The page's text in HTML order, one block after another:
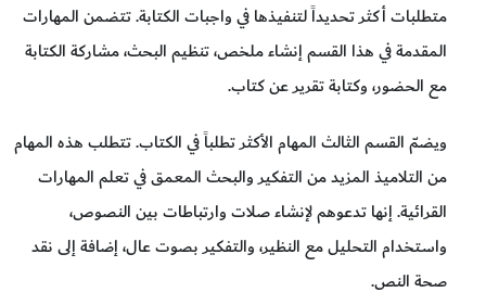
متطلبات أكثر تحديداً لتنفيذها في واجبات الكتابة. تتضمن المهارات
المقدمة في هذا القسم إنشاء ملخص، تنظيم البحث، مشاركة الكتابة
مع الحضور، وكتابة تقرير عن كتاب.
ويضمّ القسم الثالث المهام الأكثر تطلباً في الكتاب. تتطلب هذه المهام
من التلاميذ المزيد من التفكير والبحث المعمق في تعلم المهارات
القرائية. إنها تدعوهم لإنشاء صلات وارتباطات بين النصوص،
واستخدام التحليل مع النظير، والتفكير بصوت عال، إضافة إلى نقد
صحة النص.